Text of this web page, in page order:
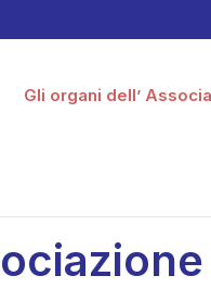
Gli organi dell’